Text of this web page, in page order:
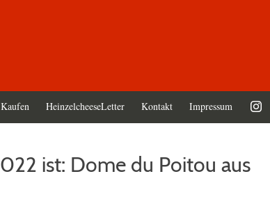
Kaufen HeinzelcheeseLetter Kontakt Impressum
ist: Dome du Poitou aus